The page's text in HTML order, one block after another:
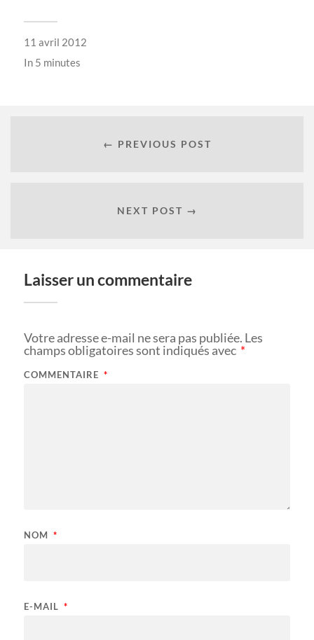
11 avril 2012
In 5 minutes
← PREVIOUS POST
NEXT POST →
Laisser un commentaire
Votre adresse e-mail ne sera pas publiée. Les
champs obligatoires sont indiqués avec *
COMMENTAIRE *
NOM *
E-MAIL *